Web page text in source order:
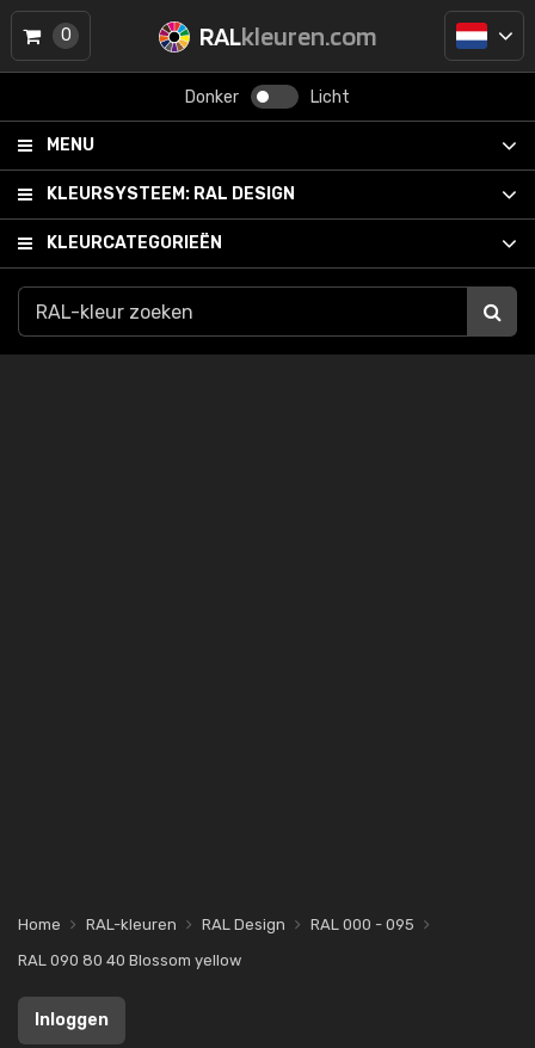
RALkleuren.com
Donker Licht
MENU
KLEURSYSTEEM: RAL DESIGN
KLEURCATEGORIEËN
0
Home RAL-kleuren RAL Design
RAL 000 - 095
RAL 090 80 40 Blossom yellow
Inloggen